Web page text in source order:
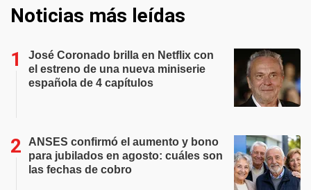
Noticias más leídas
José Coronado brilla en Netflix con
el estreno de una nueva miniserie
española de 4 capítulos
ANSES confirmó el aumento y bono
para jubilados en agosto: cuáles son
las fechas de cobro